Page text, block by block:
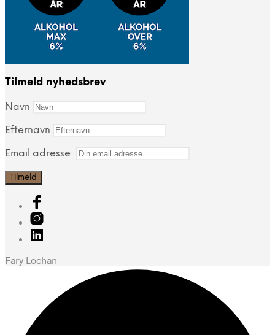
Tilmeld nyhedsbrev
Navn
Efternavn
Email adresse:
Fary Lochan